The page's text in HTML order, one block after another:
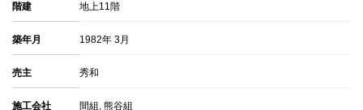
階建 地上11階
築年月 1982年 3月
売主 秀和
施工会社 間組, 熊谷組